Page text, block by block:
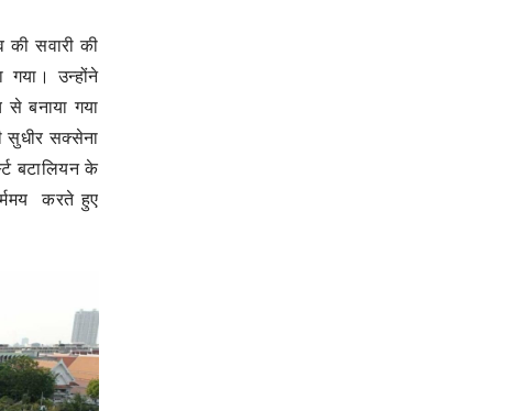
सवारी की
उन्होंने
बनाया गया
सुधीर सक्सेना
बटालियन के
करते हुए